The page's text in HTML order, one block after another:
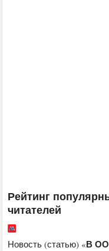
Рейтинг
читателей
Новость (статью) «В